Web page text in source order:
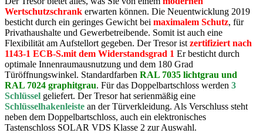
Wertschutzschrank erwarten können. Die Neuentwicklung 2019
besticht durch ein geringes Gewicht bei maximalem Schutz, für
Privathaushalte und Gewerbetreibende. Somit ist auch eine
Flexibilität am Aufstellort gegeben. Der Tresor ist zertifiziert nach
1143-1 ECB-S.mit dem Widerstandsgrad 1 Er besticht durch
optimale Innenraumausnutzung und dem 180 Grad
Türöffnungswinkel. Standardfarben RAL 7035 lichtgrau und
RAL 7024 graphitgrau. Für das Doppelbartschloss werden 3
Schlüssel geliefert. Der Tresor hat serienmäßig eine
Schlüsselhakenleiste an der Türverkleidung. Als Verschluss steht
neben dem Doppelbartschloss, auch ein elektronisches
Tastenschloss SOLAR VDS Klasse 2 zur Auswahl.